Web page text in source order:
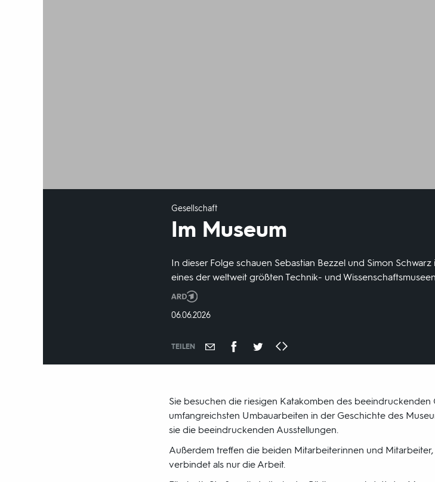
Gesellschaft
Im Museum
In dieser Folge schauen Sebastian Bezzel und Simon
eines der weltweit größten Technik- und
Produktionsland
und
DATUM:
06.06.2026
TEILEN
Sie besuchen die riesigen Katakomben des
umfangreichsten Umbauarbeiten in der Geschichte des
sie die beeindruckenden Ausstellungen.
Außerdem treffen die beiden Mitarbeiterinnen und
verbindet als nur die Arbeit.